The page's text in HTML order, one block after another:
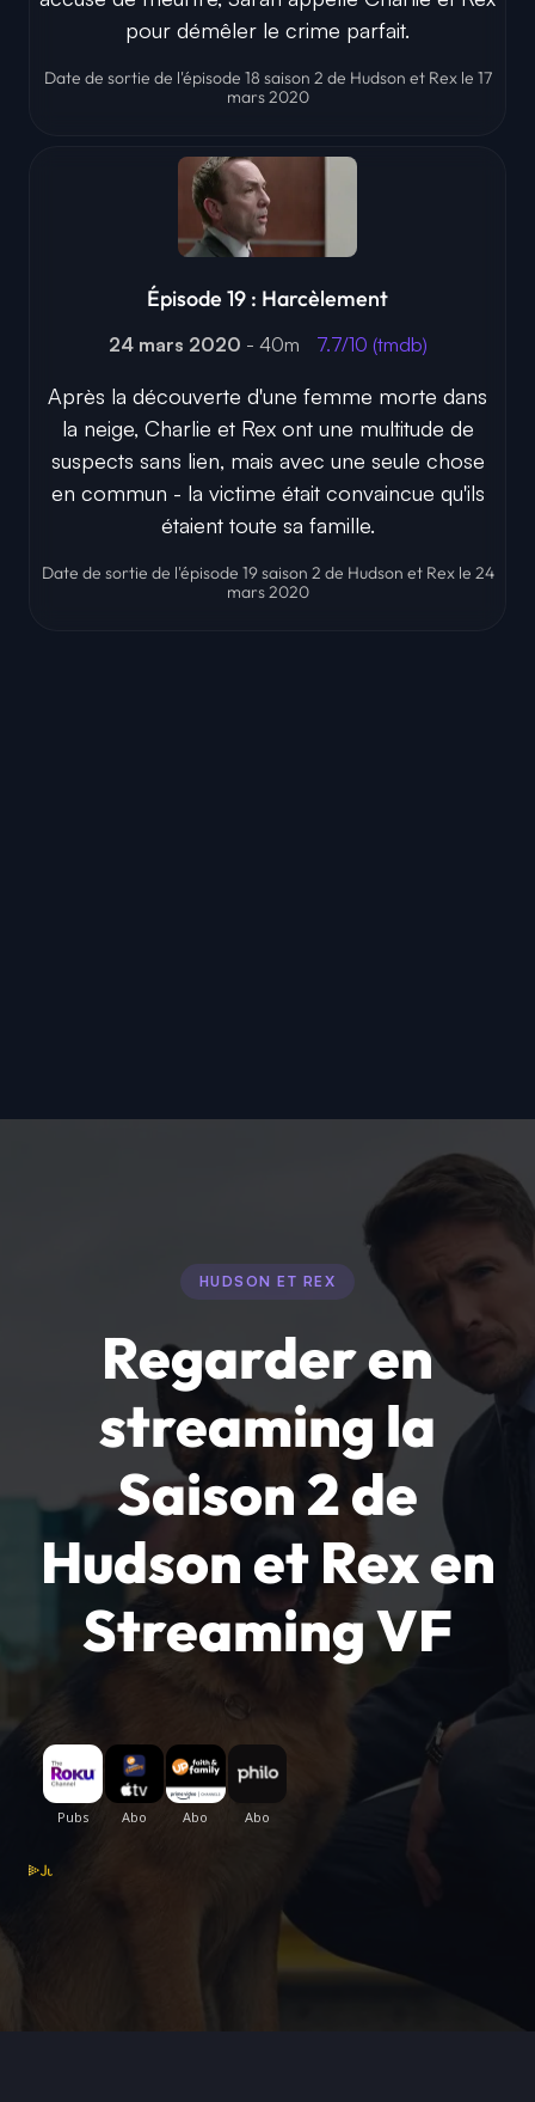
pour démêler le crime parfait.
Date de sortie de l'épisode 18 saison 2 de Hudson et Rex le 17
mars 2020
Épisode 19 : Harcèlement
24 mars 2020 - 40m 7.7/10 (tmdb)
Après la découverte d'une femme morte dans
la neige, Charlie et Rex ont une multitude de
suspects sans lien, mais avec une seule chose
en commun - la victime était convaincue qu'ils
étaient toute sa famille.
Date de sortie de l'épisode 19 saison 2 de Hudson et Rex le 24
mars 2020
HUDSON ET REX
Regarder en
streaming la
Saison 2 de
Hudson et Rex en
Streaming VF